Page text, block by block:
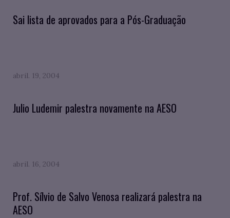
Sai lista de aprovados para a Pós-Graduação
abril. 19, 2004
Julio Ludemir palestra novamente na AESO
abril. 16, 2004
Prof. Sílvio de Salvo Venosa realizará palestra na
AESO